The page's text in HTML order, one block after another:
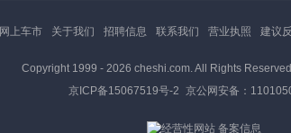
网上车市 关于我们 招聘信息 联系我们 营业执照 建议
Copyright 1999 - 2026 cheshi.com. All Rights
京ICP备15067519号-2 京公网安备：